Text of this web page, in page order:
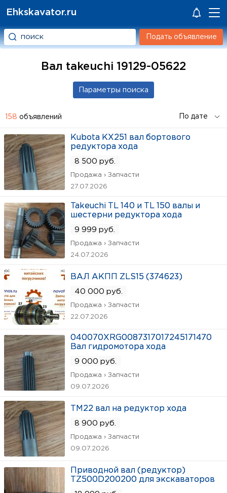
Ehkskavator.ru
Подать объявление
Вал takeuchi 19129-05622
158 объявлений
Kubota KX251 вал бортового
редуктора хода
8 500 руб.
Продажа › Запчасти
27.07.2026
Takeuchi TL 140 и TL 150 валы и
шестерни редуктора хода
9 999 руб.
Продажа › Запчасти
24.07.2026
ВАЛ АКПП ZLS15 (374623)
40 000 руб.
Продажа › Запчасти
22.07.2026
040070XRG0087317017245171470
Вал гидромотора хода
9 000 руб.
Продажа › Запчасти
09.07.2026
TM22 вал на редуктор хода
8 900 руб.
Продажа › Запчасти
09.07.2026
Приводной вал (редуктор)
TZ500D200200 для экскаваторов